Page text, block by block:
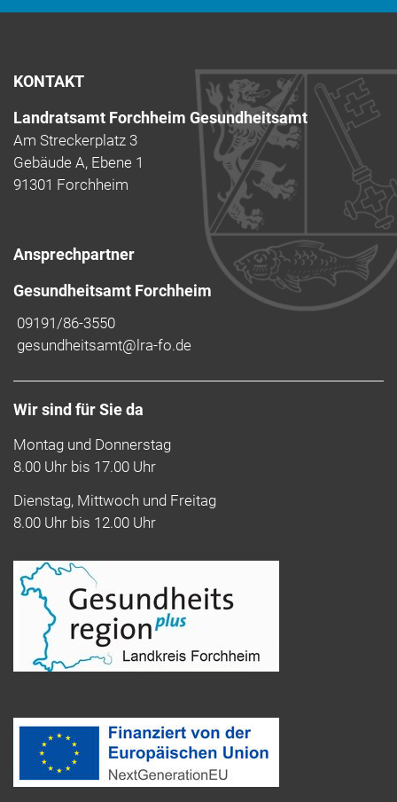
KONTAKT
Landratsamt Forchheim Gesundheitsamt
Am Streckerplatz 3
Gebäude A, Ebene 1
91301 Forchheim
Ansprechpartner
Gesundheitsamt Forchheim
09191/86-3550
gesundheitsamt@lra-fo.de
Wir sind für Sie da
Montag und Donnerstag
8.00 Uhr bis 17.00 Uhr
Dienstag, Mittwoch und Freitag
8.00 Uhr bis 12.00 Uhr